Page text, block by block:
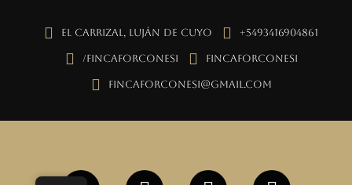
El Carrizal, Luján de Cuyo +5493416904861
/fincaforconesi fincaforconesi
fincaforconesi@gmail.com